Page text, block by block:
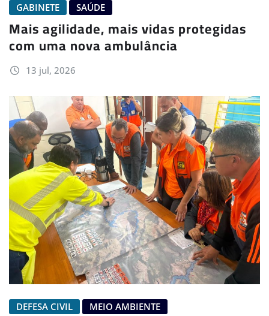
GABINETE SAÚDE
Mais agilidade, mais vidas protegidas
com uma nova ambulância
13 jul, 2026
DEFESA CIVIL MEIO AMBIENTE